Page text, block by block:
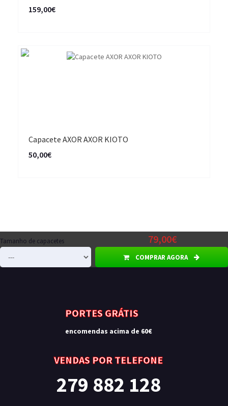
159,00€
Capacete AXOR AXOR KIOTO
50,00€
Tamanho de capacetes 79,00€
COMPRAR AGORA
PORTES GRÁTIS
encomendas acima de 60€
VENDAS POR TELEFONE
279 882 128